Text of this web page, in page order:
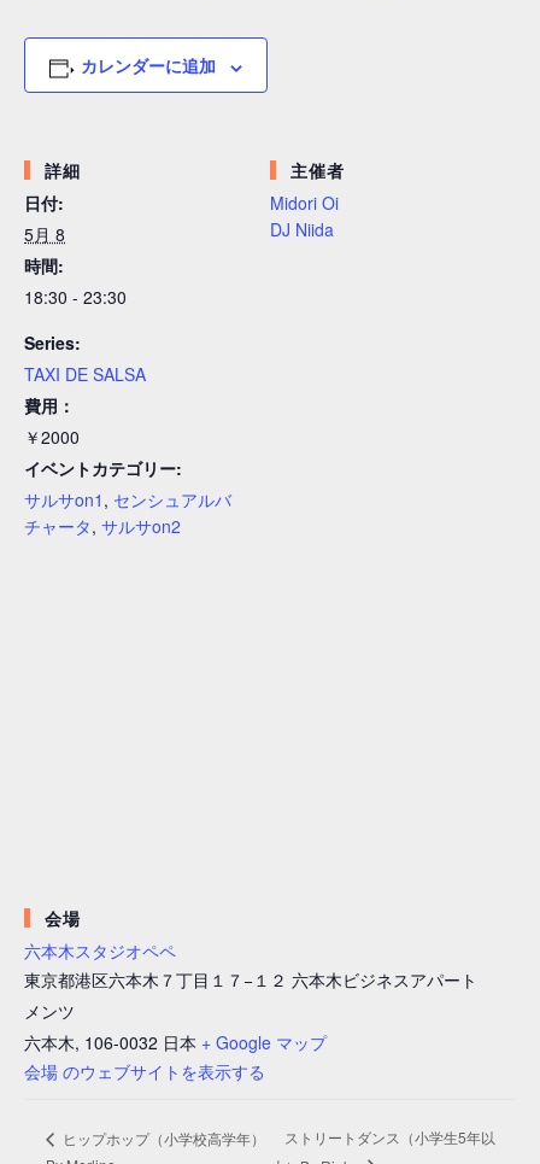
カレンダーに追加
詳細
日付:
5月 8
時間:
18:30 - 23:30
Series:
TAXI DE SALSA
費用：
￥2000
イベントカテゴリー:
サルサon1 , センシュアルバ
チャータ, サルサon2
主催者
Midori Oi
DJ Niida
会場
六本木スタジオペペ
東京都港区六本木７丁目１７−１２ 六本木ビジネスアパート
メンツ
六本木, 106-0032 日本 + Google マップ
会場 のウェブサイトを表示する
ヒップホップ（小学校高学年）
ストリートダンス（小学生5年以